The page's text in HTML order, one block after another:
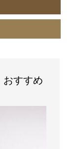
おすすめ